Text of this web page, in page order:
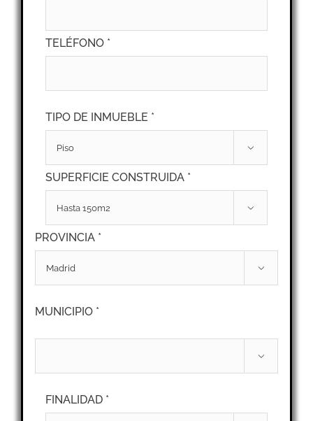
TELÉFONO *
TIPO DE INMUEBLE *

SUPERFICIE CONSTRUIDA *

PROVINCIA *

MUNICIPIO *

FINALIDAD *